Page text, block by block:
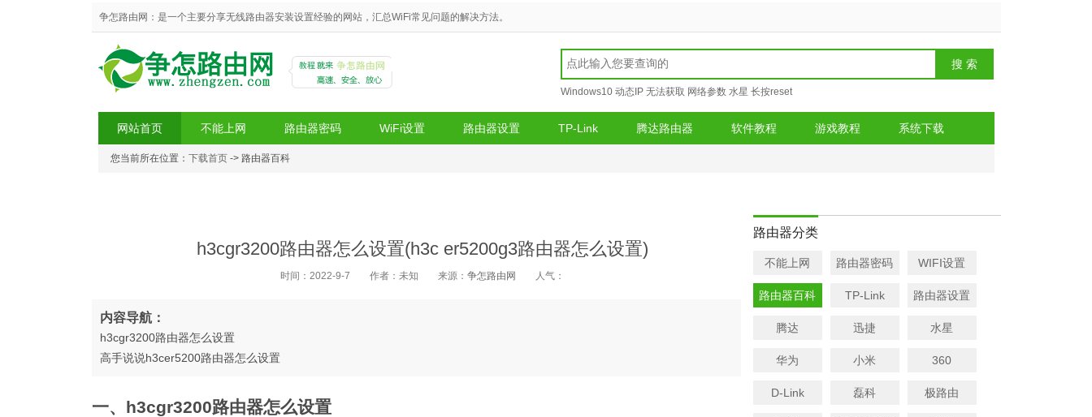
争怎路由网：是一个主要分享无线路由器安装设置经验的网站，汇总WiFi常见问题的解决方法。
争怎路由网
Windows10 动态IP 无法获取 网络参数 水星 长按reset
网站首页 不能上网 路由器密码 WiFi设置 路由器设置 TP-Link 腾达路由器 软件教程 游戏教程 系统下载
您当前所在位置： 下载首页-> 路由器百科
h3cgr3200路由器怎么设置(h3c er5200g3路由器怎么设置)
时间：2022-9-7 作者：未知 来源： 争怎路由网 人气：
内容导航：
h3cgr3200路由器怎么设置
高手说说h3cer5200路由器怎么设置
一、h3cgr3200路由器怎么设置
路由器分类
不能上网 路由器密码 WIFI设置
路由器百科 TP-Link 路由器设置
腾达 迅捷 水星
华为 小米 360
D-Link 磊科 极路由